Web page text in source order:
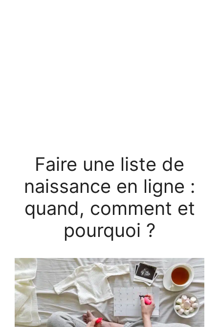
Faire une liste de
naissance en ligne :
quand, comment et
pourquoi ?